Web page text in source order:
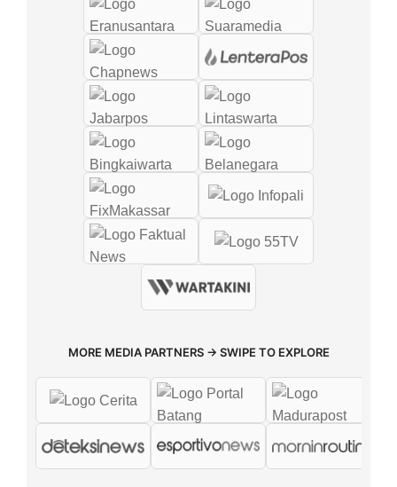
MORE MEDIA PARTNERS → SWIPE TO EXPLORE